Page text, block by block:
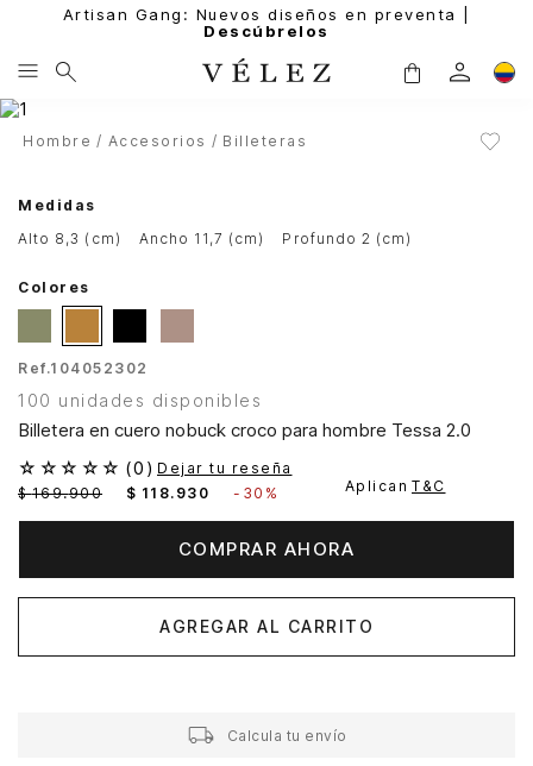
Artisan Gang: Nuevos diseños en preventa |
Descúbrelos
Hombre Accesorios Billeteras
Medidas
alto 8,3 (cm)
ancho 11,7 (cm) profundo 2 (cm)
Colores
Ref.104052302
100 unidades disponibles
Billetera en cuero nobuck croco para hombre Tessa 2.0
☆ ☆ ☆ ☆ ☆ (0 ) Dejar tu reseña
$ 169.900 $ 118. 930 - 30% Aplican T&C
COMPRAR AHORA
AGREGAR AL CARRITO
Calcula tu envío